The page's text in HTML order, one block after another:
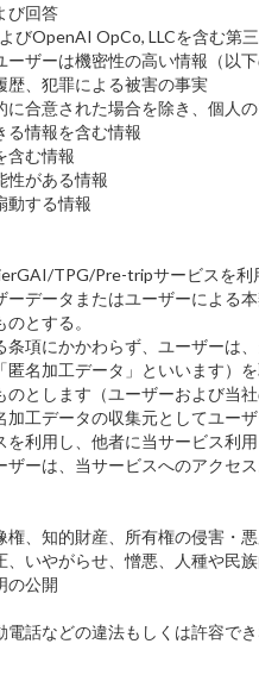
び回答
びOpenAI OpCo, LLCを含む第
ザーは機密性の高い情報（以
歴、犯罪による被害の事実
合意された場合を除き、個人
る情報を含む情報
含む情報
性がある情報
動する情報
TPG/Pre-tripサービスを利
データまたはユーザーによる
とする。
項にかかわらず、ユーザー
名加工データ」といいます）
とします（ユーザーおよび当
工データの収集元としてユー
利用し、他者に当サービス利用
ーは、当サービスへのアクセ
、知的財産、所有権の侵害・
いやがらせ、憎悪、人種や民
の公開
話などの違法もしくは許容で